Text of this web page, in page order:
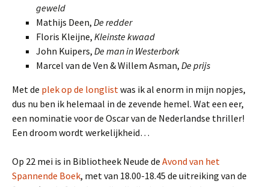
geweld
Mathijs Deen, De redder
Floris Kleijne, Kleinste kwaad
John Kuipers, De man in Westerbork
Marcel van de Ven & Willem Asman, De prijs
Met de plek op de longlistwas ik al enorm in mijn nopjes,
dus nu ben ik helemaal in de zevende hemel. Wat een eer,
een nominatie voor de Oscar van de Nederlandse thriller!
Een droom wordt werkelijkheid…
Op 22 mei is in Bibliotheek Neude de Avond van het
Spannende Boek, met van 18.00-18.45 de uitreiking van de